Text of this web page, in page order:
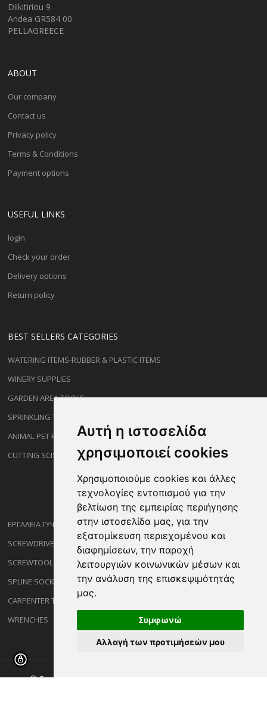
Αυτή η ιστοσελίδα
χρησιμοποιεί cookies
Χρησιμοποιούμε cookies και άλλες
τεχνολογίες εντοπισμού για την
βελτίωση της εμπειρίας περιήγησης
στην ιστοσελίδα μας, για την
εξατομίκευση περιεχομένου και
διαφημίσεων, την παροχή
λειτουργιών κοινωνικών μέσων και
την ανάλυση της επισκεψιμότητάς
μας.
Συμφωνώ
Αλλαγή των προτιμήσεών μου
Diikitiriou 9
Aridea GR584 00
PELLAGREECE
ABOUT
Our company
Contact us
Privacy policy
Terms & Conditions
Payment options
USEFUL LINKS
login
Check your order
Delivery options
Return policy
BEST SELLERS CATEGORIES
WATERING ITEMS-RUBBER & PLASTIC ITEMS
WINERY SUPPLIES
GARDEN AREA TOOLS
SPRINKLING TYPES
ANIMAL PET PRODUCTS
CUTTING SCISSORS
ΕΡΓΑΛΕΙΑ ΓΥΨΟΣΑΝΙΔΑΣ
SCREWDRIVERS
SCREWTOOL NOZZLES
SPLINE SOCKETS
CARPENTER TOOLS
WRENCHES
© Copyright ©2026 Sakalidisshop.gr. All Rights Reserved.